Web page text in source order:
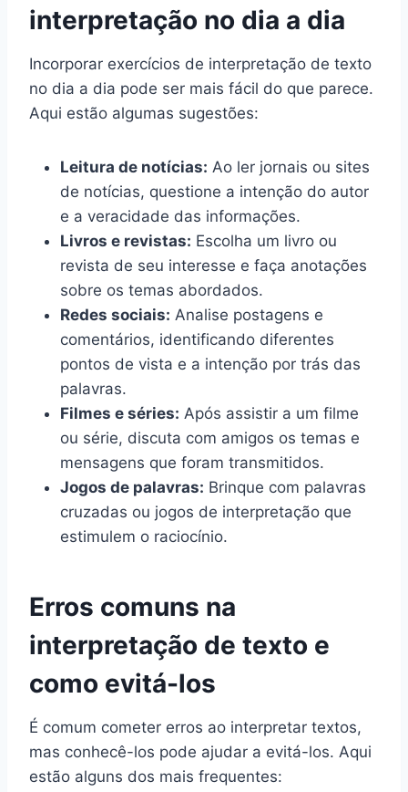
interpretação no dia a dia
Incorporar exercícios de interpretação de texto
no dia a dia pode ser mais fácil do que parece.
Aqui estão algumas sugestões:
Leitura de notícias: Ao ler jornais ou sites
de notícias, questione a intenção do autor
e a veracidade das informações.
Livros e revistas: Escolha um livro ou
revista de seu interesse e faça anotações
sobre os temas abordados.
Redes sociais: Analise postagens e
comentários, identificando diferentes
pontos de vista e a intenção por trás das
palavras.
Filmes e séries: Após assistir a um filme
ou série, discuta com amigos os temas e
mensagens que foram transmitidos.
Jogos de palavras: Brinque com palavras
cruzadas ou jogos de interpretação que
estimulem o raciocínio.
Erros comuns na
interpretação de texto e
como evitá-los
É comum cometer erros ao interpretar textos,
mas conhecê-los pode ajudar a evitá-los. Aqui
estão alguns dos mais frequentes: